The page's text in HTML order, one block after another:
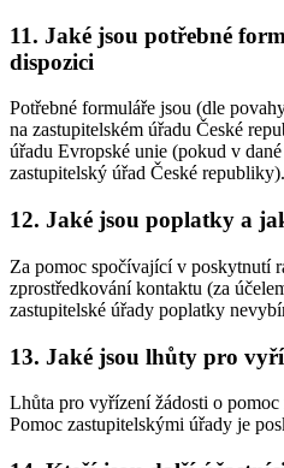
11. Jaké jsou potřebné
dispozici
Potřebné formuláře jsou (dle
na zastupitelském úřadu České
úřadu Evropské unie (pokud v
zastupitelský úřad České republiky).
12. Jaké jsou poplatky a
Za pomoc spočívající v poskytnutí
zprostředkování kontaktu (za
zastupitelské úřady poplatky
13. Jaké jsou lhůty pro
Lhůta pro vyřízení žádosti o pomoc
Pomoc zastupitelskými úřady je